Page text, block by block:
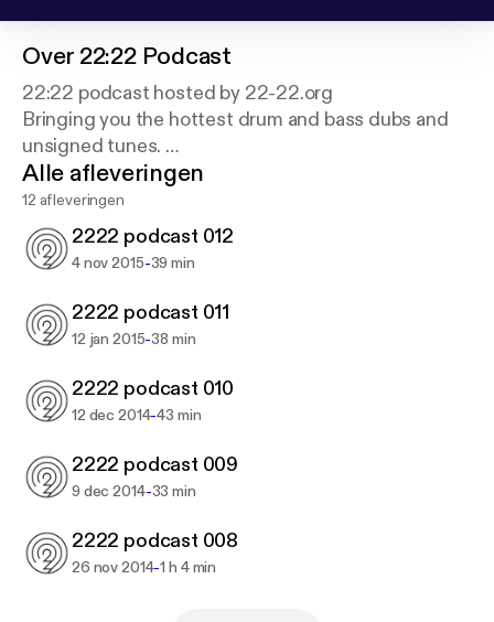
Over 22:22 Podcast
22:22 podcast hosted by 22-22.org
Bringing you the hottest drum and bass dubs and
unsigned tunes.
www.22-22.org
www.facebook.com/2222team
www.ftwitter.com/2222team
Alle afleveringen
12 afleveringen
2222 podcast 012
4 nov 2015-39 min
2222 podcast 011
12 jan 2015-38 min
2222 podcast 010
12 dec 2014-43 min
2222 podcast 009
9 dec 2014-33 min
2222 podcast 008
26 nov 2014-1 h 4 min